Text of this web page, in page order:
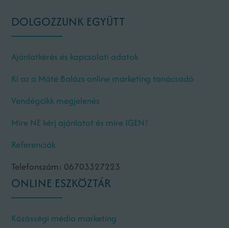
DOLGOZZUNK EGYÜTT
Ajánlatkérés és kapcsolati adatok
Ki az a Máté Balázs online marketing tanácsadó
Vendégcikk megjelenés
Mire NE kérj ajánlatot és mire IGEN?
Referenciák
Telefonszám: 06703327223
ONLINE ESZKÖZTÁR
Közösségi média marketing